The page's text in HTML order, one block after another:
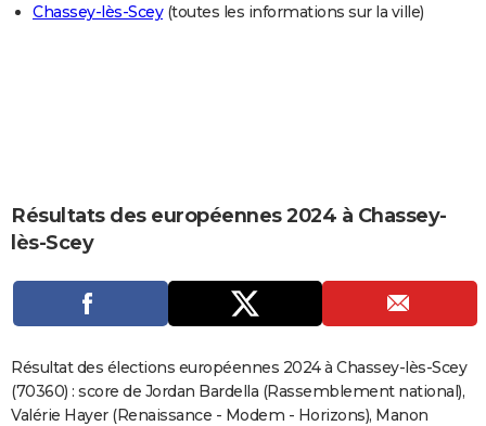
CARTE DE VOEUX
Carte de Noël
Carte Bonne année
Carte Saint-Valentin
Carte Pâques
Carte d'anniversaire
Dictionnaire
Biographies
Expressions
Proverbes
PROGRAMME TV
S'inscrire
Se connecter
Lycées
Collèges
Primaires
Universités
Entreprises
Service militaire
Avis de recherche
AVIS DE DÉCÈS
Chassey-lès-Scey(toutes les informations sur la ville)
Résultats des européennes 2024 à Chassey-
lès-Scey
Résultat des élections européennes 2024 à Chassey-lès-Scey
(70360) : score de Jordan Bardella (Rassemblement national),
Valérie Hayer (Renaissance - Modem - Horizons), Manon